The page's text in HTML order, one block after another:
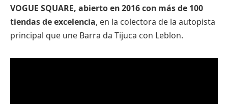
VOGUE SQUARE, abierto en 2016 con más de 100
tiendas de excelencia, en la colectora de la autopista
principal que une Barra da Tijuca con Leblon.